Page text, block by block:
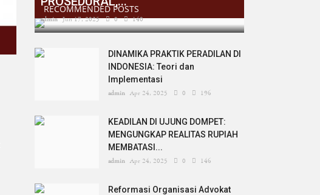
RECOMMENDED POSTS
admin Jun 17, 2025 0 140
DINAMIKA PRAKTIK PERADILAN DI
INDONESIA: Teori dan
Implementasi
admin Apr 24, 2025 0 196
KEADILAN DI UJUNG DOMPET:
MENGUNGKAP REALITAS RUPIAH
MEMBATASI...
admin Apr 24, 2025 0 146
Reformasi Organisasi Advokat